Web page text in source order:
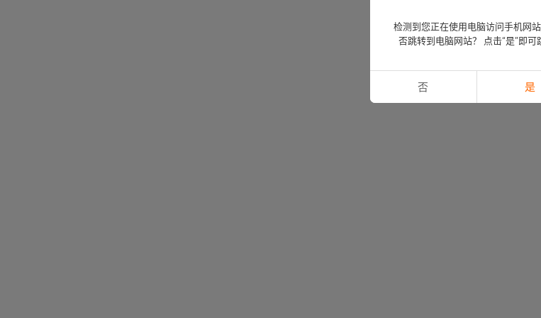
检测到您正在使用电脑访问手机网
否跳转到电脑网站？ 点击“是”即可
否 是